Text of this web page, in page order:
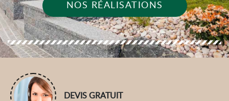
NOS RÉALISATIONS
DEVIS GRATUIT